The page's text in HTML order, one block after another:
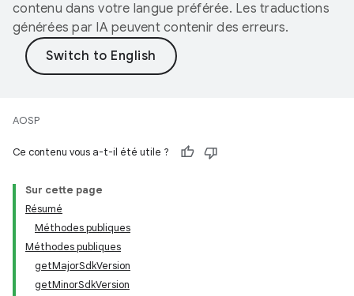
contenu dans votre langue préférée. Les traductions
générées par IA peuvent contenir des erreurs.
AOSP
Ce contenu vous a-t-il été utile ?
Sur cette page
Résumé
Méthodes publiques
Méthodes publiques
getMajorSdkVersion
getMinorSdkVersion